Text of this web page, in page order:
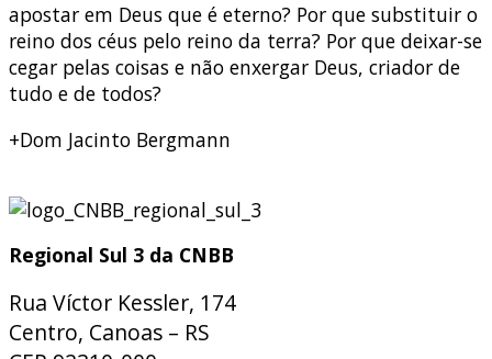
apostar em Deus que é eterno? Por que substituir o
reino dos céus pelo reino da terra? Por que deixar-se
cegar pelas coisas e não enxergar Deus, criador de
tudo e de todos?
+Dom Jacinto Bergmann
Regional Sul 3 da CNBB
Rua Víctor Kessler, 174
Centro, Canoas – RS